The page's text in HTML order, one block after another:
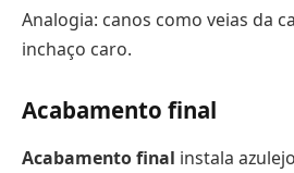
Analogia: canos como veias da
inchaço caro.
Acabamento final
Acabamento final instala